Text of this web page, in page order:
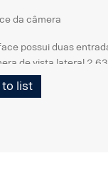
da câmera
possui duas
de vista lateral 2
ao rádio Premium e
to list